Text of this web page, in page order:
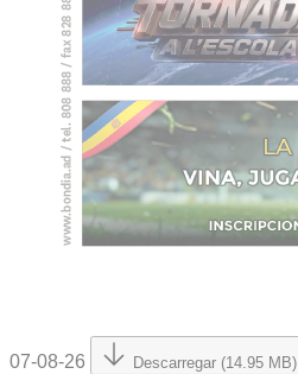
07-08-26 Descarregar (14.95 MB)